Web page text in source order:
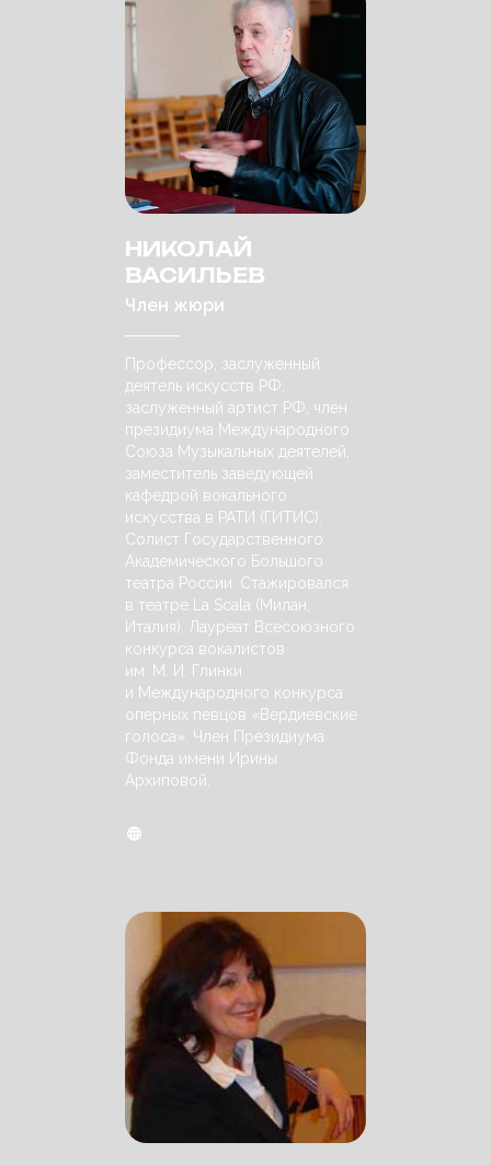
НИКОЛАЙ
ВАСИЛЬЕВ
Член жюри
Профессор, заслуженный
деятель искусств РФ,
заслуженный артист РФ, член
президиума Международного
Союза Музыкальных деятелей,
заместитель заведующей
кафедрой вокального
искусства в РАТИ (ГИТИС).
Солист Государственного
Академического Большого
театра России. Стажировался
в театре La Scala (Милан,
Италия). Лауреат Всесоюзного
конкурса вокалистов
им. М. И. Глинки
и Международного конкурса
оперных певцов «Вердиевские
голоса». Член Президиума
Фонда имени Ирины
Архиповой.